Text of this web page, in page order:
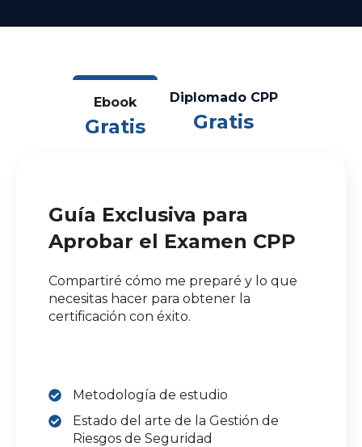
Ebook
Gratis
Diplomado CPP
Gratis
Guía Exclusiva para
Aprobar el Examen CPP
Compartiré cómo me preparé y lo que
necesitas hacer para obtener la
certificación con éxito.
Metodología de estudio
Estado del arte de la Gestión de
Riesgos de Seguridad